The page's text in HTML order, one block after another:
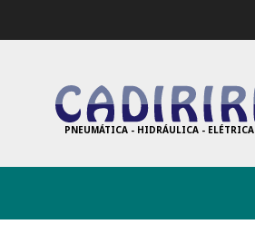
PNEUMÁTICA - HIDRÁULICA - ELÉTRICA